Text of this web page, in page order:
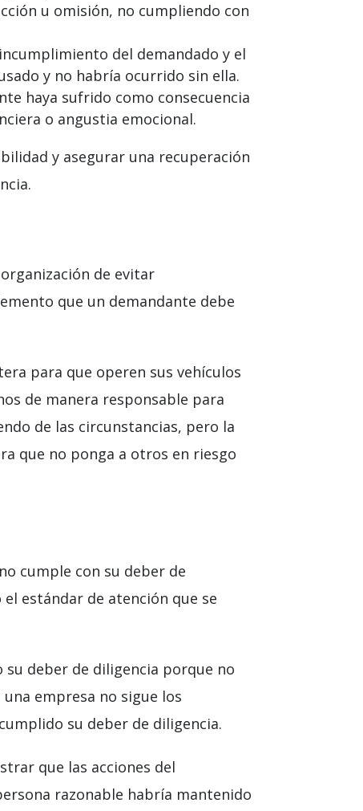
u omisión, no cumpliendo con
del demandado y el
y no habría ocurrido sin ella.
haya sufrido como consecuencia
o angustia emocional.
y asegurar una recuperación
de evitar
que un demandante debe
para que operen sus vehículos
de manera responsable para
de las circunstancias, pero la
que no ponga a otros en riesgo
cumple con su deber de
estándar de atención que se
deber de diligencia porque no
empresa no sigue los
su deber de diligencia.
que las acciones del
razonable habría mantenido